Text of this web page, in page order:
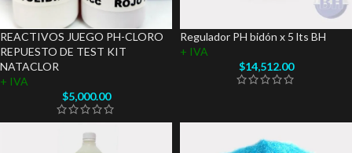
REACTIVOS JUEGO PH-CLORO
REPUESTO DE TEST KIT
NATACLOR
+ IVA
$5,000.00
Regulador PH bidón x 5 lts BH
+ IVA
$14,512.00